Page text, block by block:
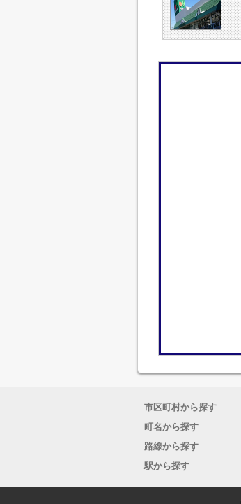
市区町村から探す
町名から探す
路線から探す
駅から探す